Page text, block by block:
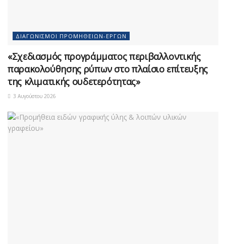
ΔΙΑΓΩΝΙΣΜΟΊ ΠΡΟΜΗΘΕΙΏΝ-ΈΡΓΩΝ
«Σχεδιασμός προγράμματος περιβαλλοντικής
παρακολούθησης ρύπων στο πλαίσιο επίτευξης
της κλιματικής ουδετερότητας»
3 Αυγούστου 2026